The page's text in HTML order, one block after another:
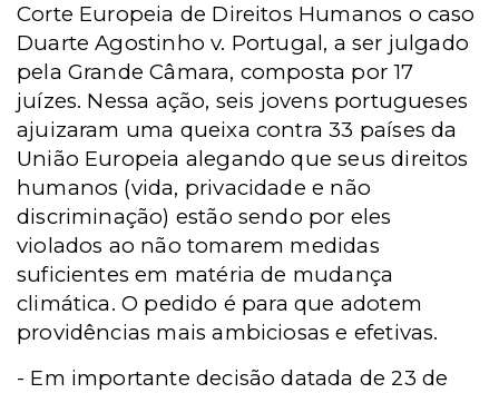
Corte Europeia de Direitos Humanos o caso
Duarte Agostinho v. Portugal, a ser julgado
pela Grande Câmara, composta por 17
juízes. Nessa ação, seis jovens portugueses
ajuizaram uma queixa contra 33 países da
União Europeia alegando que seus direitos
humanos (vida, privacidade e não
discriminação) estão sendo por eles
violados ao não tomarem medidas
suficientes em matéria de mudança
climática. O pedido é para que adotem
providências mais ambiciosas e efetivas.
- Em importante decisão datada de 23 de